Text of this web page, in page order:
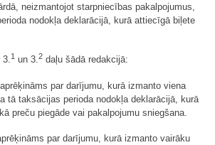
neizmantojot starpniecības pakalpojumus,
nodokļa deklarācijā, kurā attiecīgā biļete
3.1 un 3.2 daļu šādā redakcijā:
par darījumu, kurā izmanto viena
tā taksācijas perioda nodokļa deklarācijā, kurā
preču piegāde vai pakalpojumu sniegšana.
par darījumu, kurā izmanto vairāku